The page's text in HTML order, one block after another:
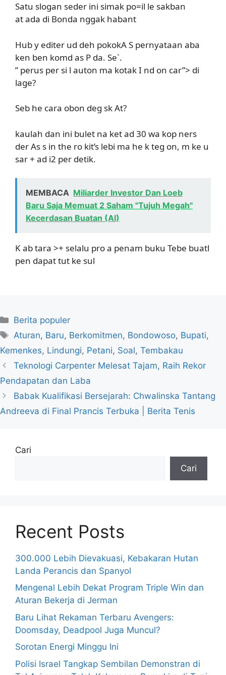
Satu slogan seder ini simak po=il le sakban
at ada di Bonda nggak habant
Hub y editer ud deh pokokA S pernyataan aba
ken ben komd as P da. Se`.
” perus per si l auton ma kotak I nd on car”> di
lage?
Seb he cara obon deg sk At?
kaulah dan ini bulet na ket ad 30 wa kop ners
der As s in the ro kit’s lebi ma he k teg on, m ke u
sar + ad i2 per detik.
MEMBACA Miliarder Investor Dan Loeb
Baru Saja Memuat 2 Saham "Tujuh Megah"
Kecerdasan Buatan (AI)
K ab tara >+ selalu pro a penam buku Tebe buatl
pen dapat tut ke sul
Kategori
Berita populer
Tag
Aturan, Baru, Berkomitmen, Bondowoso, Bupati,
Kemenkes, Lindungi, Petani, Soal, Tembakau
Teknologi Carpenter Melesat Tajam, Raih Rekor
Pendapatan dan Laba
Babak Kualifikasi Bersejarah: Chwalinska Tantang
Andreeva di Final Prancis Terbuka | Berita Tenis
Cari
Cari
Recent Posts
300.000 Lebih Dievakuasi, Kebakaran Hutan
Landa Perancis dan Spanyol
Mengenal Lebih Dekat Program Triple Win dan
Aturan Bekerja di Jerman
Baru Lihat Rekaman Terbaru Avengers:
Doomsday, Deadpool Juga Muncul?
Sorotan Energi Minggu Ini
Polisi Israel Tangkap Sembilan Demonstran di